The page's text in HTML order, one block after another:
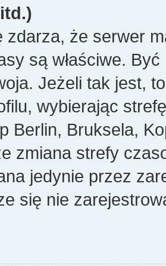
zdarza, że serwer
są właściwe.
Jeżeli tak jest,
wybierając
Berlin, Bruksela,
zmiana strefy
jedynie przez
się nie